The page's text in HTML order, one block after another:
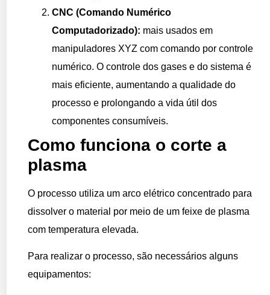
CNC (Comando Numérico
Computadorizado): mais usados em
manipuladores XYZ com comando por controle
numérico. O controle dos gases e do sistema é
mais eficiente, aumentando a qualidade do
processo e prolongando a vida útil dos
componentes consumíveis.
Como funciona o corte a
plasma
O processo utiliza um arco elétrico concentrado para
dissolver o material por meio de um feixe de plasma
com temperatura elevada.
Para realizar o processo, são necessários alguns
equipamentos: